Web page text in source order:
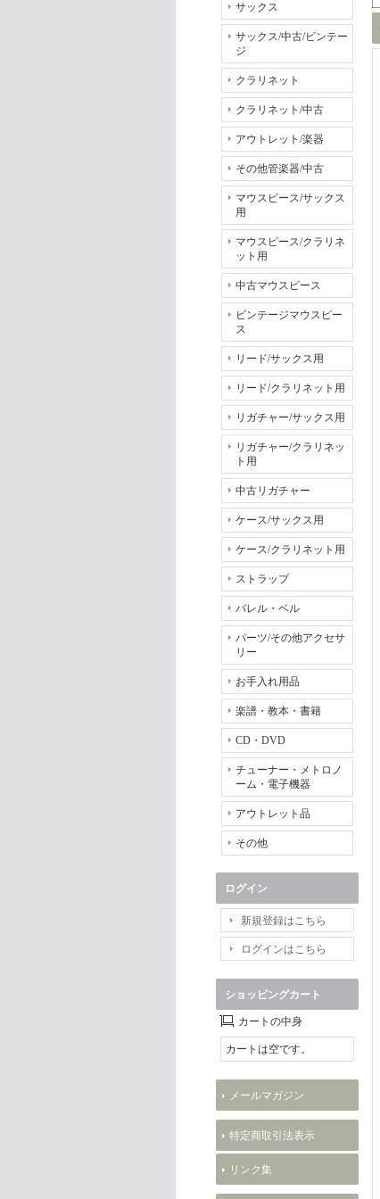
サックス
サックス/中古/ビンテー
ジ
クラリネット
クラリネット/中古
アウトレット/楽器
その他管楽器/中古
マウスピース/サックス
用
マウスピース/クラリネ
ット用
中古マウスピース
ビンテージマウスピー
ス
リード/サックス用
リード/クラリネット用
リガチャー/サックス用
リガチャー/クラリネッ
ト用
中古リガチャー
ケース/サックス用
ケース/クラリネット用
ストラップ
バレル・ベル
パーツ/その他アクセサ
リー
お手入れ用品
楽譜・教本・書籍
CD・DVD
チューナー・メトロノ
ーム・電子機器
アウトレット品
その他
ログイン
新規登録はこちら
ログインはこちら
ショッピングカート
カートの中身
カートは空です。
メールマガジン
特定商取引法表示
リンク集